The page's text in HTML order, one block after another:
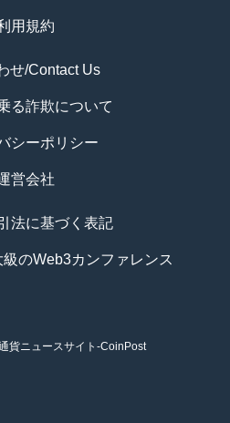
用規約
せ/Contact Us
る詐欺について
シーポリシー
営会社
法に基づく表記
のWeb3カンファレンス
貨ニュースサイト-CoinPost